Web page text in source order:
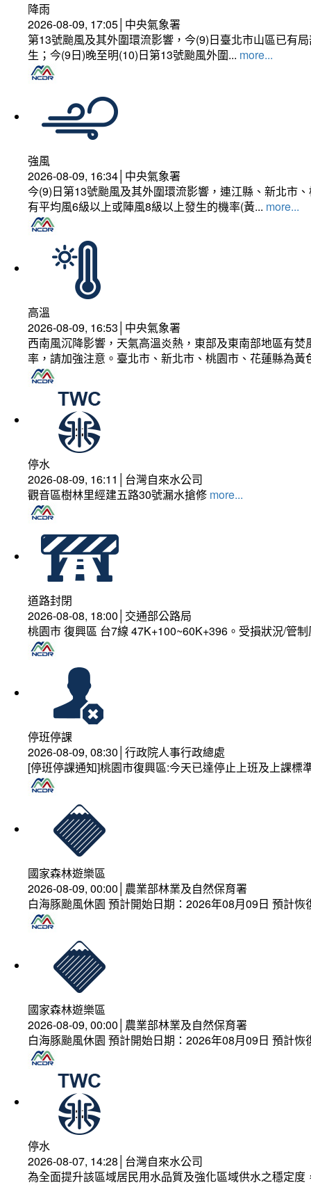
降雨
2026-08-09, 17:05│中央氣象署
第13號颱風及其外圍環流影響，今(9)日臺北市山區已有
生；今(9日)晚至明(10)日第13號颱風外圍... more...
強風
2026-08-09, 16:34│中央氣象署
今(9)日第13號颱風及其外圍環流影響，連江縣、新北市
有平均風6級以上或陣風8級以上發生的機率(黃... more...
高溫
2026-08-09, 16:53│中央氣象署
西南風沉降影響，天氣高溫炎熱，東部及東南部地區有
率，請加強注意。臺北市、新北市、桃園市、花蓮縣為
停水
2026-08-09, 16:11│台灣自來水公司
觀音區樹林里經建五路30號漏水搶修 more...
道路封閉
2026-08-08, 18:00│交通部公路局
桃園市 復興區 台7線 47K+100~60K+396。受損狀況/管
停班停課
2026-08-09, 08:30│行政院人事行政總處
[停班停課通知]桃園市復興區:今天已達停止上班及上課
國家森林遊樂區
2026-08-09, 00:00│農業部林業及自然保育署
白海豚颱風休園 預計開始日期：2026年08月09日 預計
國家森林遊樂區
2026-08-09, 00:00│農業部林業及自然保育署
白海豚颱風休園 預計開始日期：2026年08月09日 預計
停水
2026-08-07, 14:28│台灣自來水公司
為全面提升該區域居民用水品質及強化區域供水之穩定